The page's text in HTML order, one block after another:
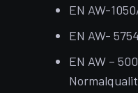
EN AW-
EN AW-
EN AW –